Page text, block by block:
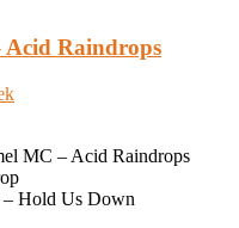
Acid Raindrops
MC – Acid Raindrops
– Hold Us Down